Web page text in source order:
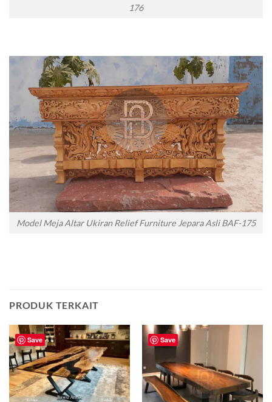
176
Model Meja Altar Ukiran Relief Furniture Jepara Asli BAF-175
PRODUK TERKAIT
Save Save